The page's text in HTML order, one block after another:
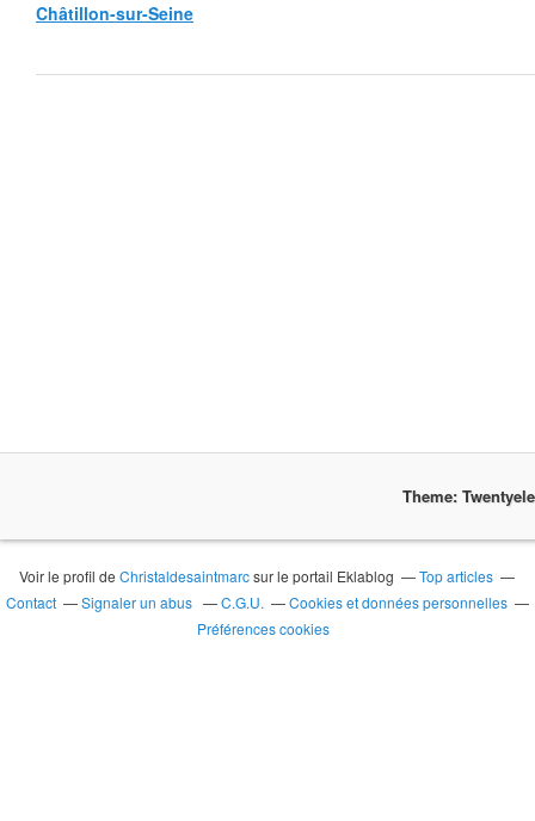
Châtillon-sur-Seine
Theme:
Voir le profil deChristaldesaintmarcsur le portail Eklablog
Top articles
Contact
Signaler un abus C.G.U.
Cookies et données personnelles
Préférences cookies